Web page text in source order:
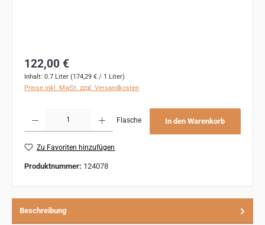
Regulärer Preis:
122,00 €
Inhalt: 0.7 Liter (174,29 € / 1 Liter)
Preise inkl. MwSt. zzgl. Versandkosten
Flasche In den Warenkorb
Zu Favoriten hinzufügen
Produktnummer: 124078
Beschreibung